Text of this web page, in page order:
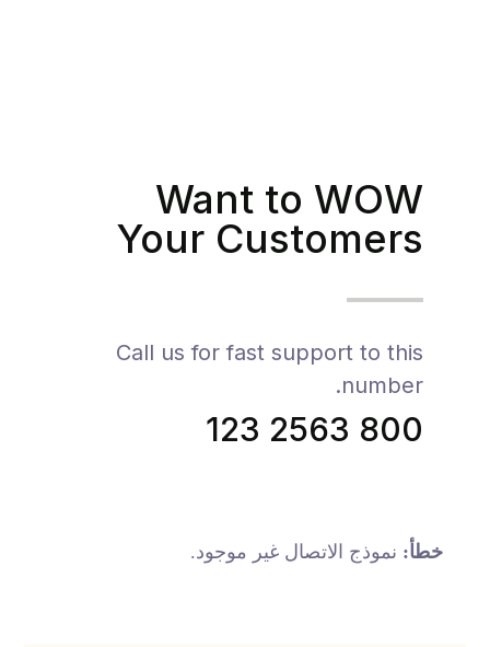
Want to WOW
Your Customers
Call us for fast support to this
number.
800 2563 123
خطأ: نموذج الاتصال غير موجود.